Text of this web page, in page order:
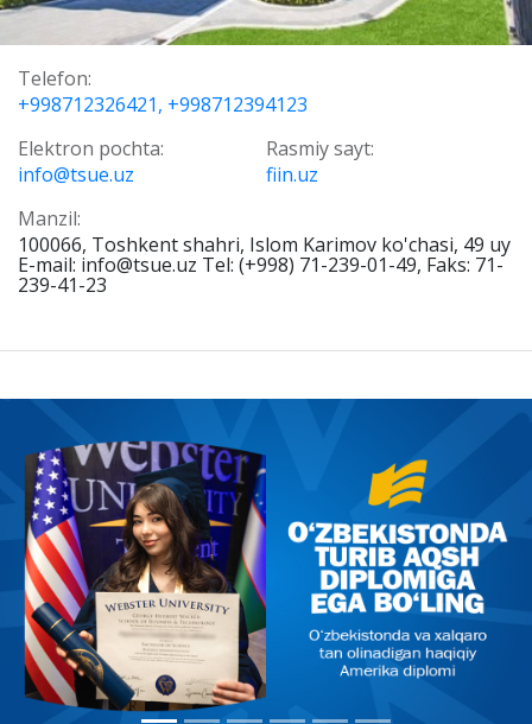
Telefon:
+998712326421, +998712394123
Elektron pochta:
info@tsue.uz
Rasmiy sayt:
fiin.uz
Manzil:
100066, Toshkent shahri, Islom Karimov ko'chasi, 49 uy
E-mail: info@tsue.uz Tel: (+998) 71-239-01-49, Faks: 71-
239-41-23